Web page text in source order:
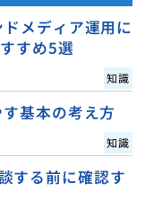
メディア運用に
すめ5選
知識
基本の考え方
知識
する前に確認す